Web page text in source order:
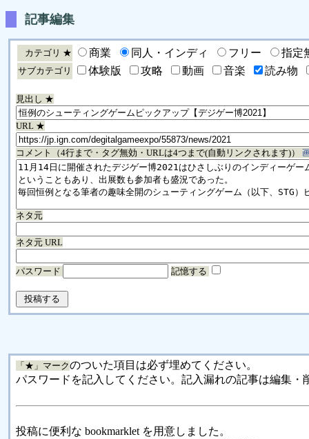
記事編集
カテゴリ ★ 商業 同人・インディ フリー 指定
サブカテゴリ 体験版 攻略 動画 音楽 読み物
見出し ★
URL ★
コメント（4行まで・タグ無効・URLは4つまで(自動リンクされます)）
ネタ元
ネタ元 URL
パスワード 記憶する
「★」マークのついた項目は必ず埋めてください。
パスワードを記入してください。記入漏れの記事は編集・
投稿に便利な bookmarklet を用意しました。